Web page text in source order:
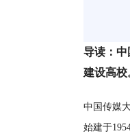
导读：中
建设高校
中国传媒
始建于